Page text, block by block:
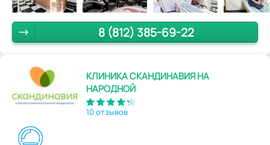
8 (812) 385-69-22
КЛИНИКА СКАНДИНАВИЯ НА
НАРОДНОЙ
10 отзывов